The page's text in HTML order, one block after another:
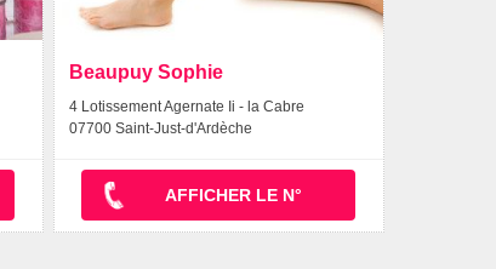
Beaupuy Sophie
4 Lotissement Agernate Ii - la Cabre
07700 Saint-Just-d'Ardèche
AFFICHER LE N°